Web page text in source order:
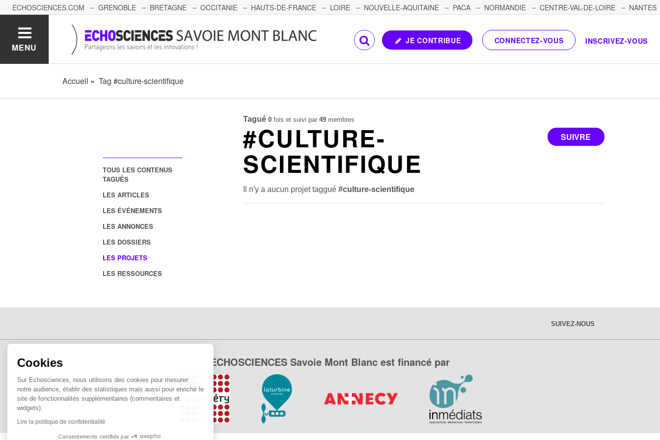
Cookies
Sur Echosciences, nous utilisons des cookies pour mesurer
notre audience, établir des statistiques mais aussi pour enrichir le
site de fonctionnalités supplémentaires (commentaires et
widgets).
Lire la politique de confidentialité
Consentements certifiés par
ECHOSCIENCES.COM GRENOBLE BRETAGNE OCCITANIE HAUTS-DE-FRANCE LOIRE NOUVELLE-AQUITAINE PACA NORMANDIE CENTRE-VAL-DE-LOIRE
NANTES
MENU
JE CONTRIBUE CONNECTEZ-VOUS INSCRIVEZ-VOUS
Accueil Tag #culture-scientifique
TOUS LES CONTENUS
TAGUÉS
LES ARTICLES
LES ÉVÉNEMENTS
LES ANNONCES
LES DOSSIERS
LES PROJETS
LES RESSOURCES
Tagué 0 fois et suivi par49 membres
SUIVRE
#CULTURE-
SCIENTIFIQUE
Il n'y a aucun projet taggué#culture-scientifique
SUIVEZ-NOUS
ECHOSCIENCES Savoie Mont Blanc est financé par